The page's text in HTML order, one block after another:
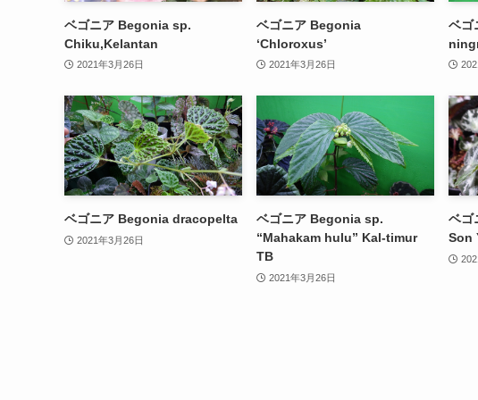
ベゴニア Begonia sp.
Chiku,Kelantan
2021年3月26日
ベゴニア Begonia
‘Chloroxus’
2021年3月26日
ベゴ
ベゴニア Begonia dracopelta
2021年3月26日
ベゴニア Begonia sp.
“Mahakam hulu” Kal-timur
TB
2021年3月26日
ベゴ
Son